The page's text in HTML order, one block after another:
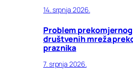
14. srpnja 2026.
Problem
društvenih mreža
praznika
7. srpnja 2026.